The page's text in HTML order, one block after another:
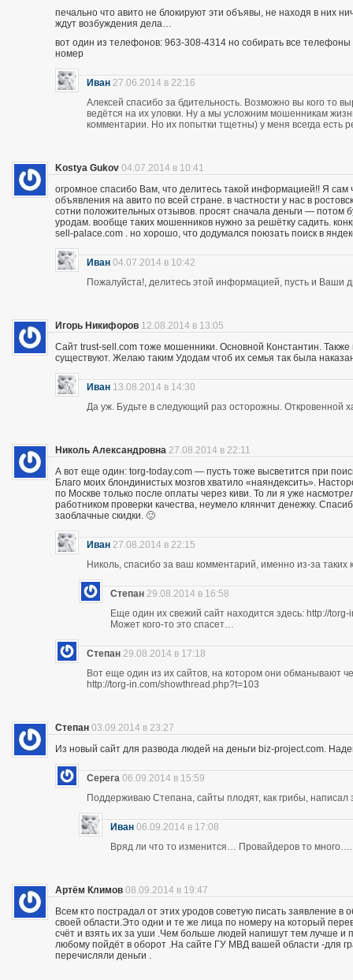
печально что авито не блокируют эти объявы, не находя в них
ждут возбуждения дела…
вот один из телефонов: 963-308-4314 но собирать все
номер
Иван 27.06.2014 в 22:16
Алексей спасибо за бдительность. Возможно вы кого то
ведётся на их уловки. Ну а мы усложним мошенникам
комментарии. Но их попытки тщетны) у меня всегда есть
Kostya Gukov 04.07.2014 в 10:41
огромное спасибо Вам, что делитесь такой информацией!! Я
объявления на авито по всей стране. в частности у нас в
сотни положительных отзывов. просят сначала деньги — потом
уродам. вообще таких мошенников нужно за решётку садить.
sell-palace.com . но хорошо, что додумался поюзать поиск в
Иван 04.07.2014 в 10:42
Пожалуйста!, делитесь этой информацией, пусть и Ваши
Игорь Никифоров 12.08.2014 в 13:05
Сайт trust-sell.com тоже мошенники. Основной Константин.
существуют. Желаю таким Удодам чтоб их семья так была
Иван 13.08.2014 в 14:30
Да уж. Будьте в следующий раз осторожны. Откровенной
Николь Александровна 27.08.2014 в 22:11
А вот еще один: torg-today.com — пусть тоже высветится при
Благо моих блондинистых мозгов хватило «наяндексить».
по Москве только после оплаты через киви. То ли я уже
работником проверки качества, неумело клянчит денежку.
заоблачные скидки. 🙂
Иван 27.08.2014 в 22:15
Николь, спасибо за ваш комментарий, именно из-за
Степан 29.08.2014 в 16:58
Еще один их свежий сайт находится здесь: http://
Может кого-то это спасет…
Степан 29.08.2014 в 17:18
Вот еще один из их сайтов, на котором они обманывают
http://torg-in.com/showthread.php?t=103
Степан 03.09.2014 в 23:27
Из новый сайт для развода людей на деньги biz-project.com.
Серега 06.09.2014 в 15:59
Поддерживаю Степана, сайты плодят, как грибы,
Иван 06.09.2014 в 17:08
Вряд ли что то изменится… Провайдеров то много….
Артём Климов 08.09.2014 в 19:47
Всем кто пострадал от этих уродов советую писать заявление
своей области.Это одни и те же лица по номеру на который
счёт и взять их за уши .Чем больше людей напишут тем лучше и
любому пойдёт в оборот .На сайте ГУ МВД вашей области -для
перечисляли деньги .